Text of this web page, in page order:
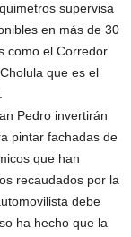
supervisa
en más de 30
como el Corredor
que es el
Pedro invertirán
pintar fachadas de
que han
recaudados por la
debe
ha hecho que la